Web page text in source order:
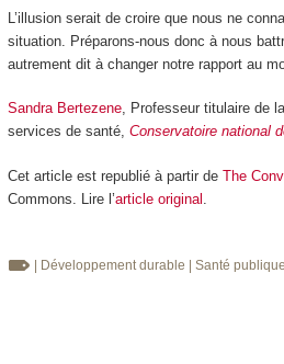
L’illusion serait de croire que nous ne
situation. Préparons-nous donc à nous
autrement dit à changer notre rapport au
Sandra Bertezene, Professeur titulaire de
services de santé, Conservatoire national
Cet article est republié à partir de The
Commons. Lire l’article original
| Développement durable | Santé publique